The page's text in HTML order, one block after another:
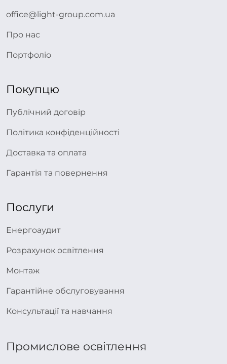
office@light-group.com.ua
Про нас
Портфоліо
Покупцю
Публічний договір
Політика конфіденційності
Доставка та оплата
Гарантія та повернення
Послуги
Енергоаудит
Розрахунок освітлення
Монтаж
Гарантійне обслуговування
Консультації та навчання
Промислове освітлення